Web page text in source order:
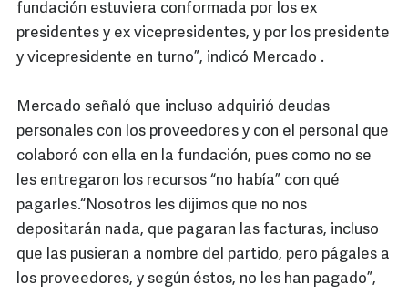
fundación estuviera conformada por los ex
presidentes y ex vicepresidentes, y por los presidente
y vicepresidente en turno”, indicó Mercado .
Mercado señaló que incluso adquirió deudas
personales con los proveedores y con el personal que
colaboró con ella en la fundación, pues como no se
les entregaron los recursos “no había” con qué
pagarles.“Nosotros les dijimos que no nos
depositarán nada, que pagaran las facturas, incluso
que las pusieran a nombre del partido, pero págales a
los proveedores, y según éstos, no les han pagado”,